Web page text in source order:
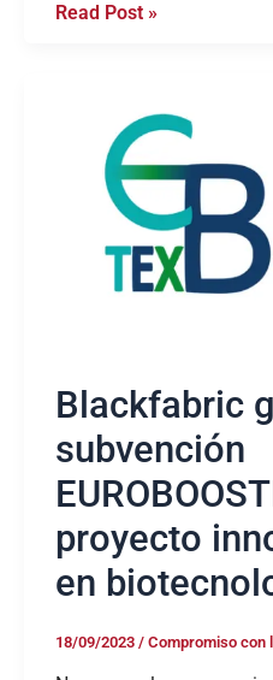
Read Post »
Blackfabric
subvención
proyecto
en
18/09/2023 / Compromiso con
subvención
EUROBOOSTEX
innovador